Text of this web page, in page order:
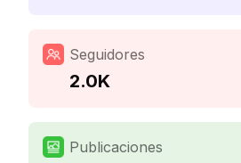
Seguidores
2.0K
Publicaciones